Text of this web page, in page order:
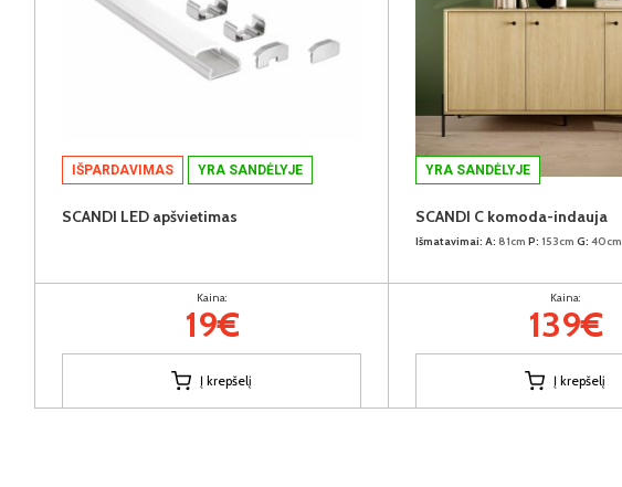
IŠPARDAVIMAS YRA SANDĖLYJE
SCANDI LED apšvietimas
Kaina:
19€
Į krepšelį
YRA SANDĖLYJE
SCANDI C komoda-indauja
Išmatavimai: A: 81cm P: 153cm G: 40cm
Kaina:
139€
Į krepšelį